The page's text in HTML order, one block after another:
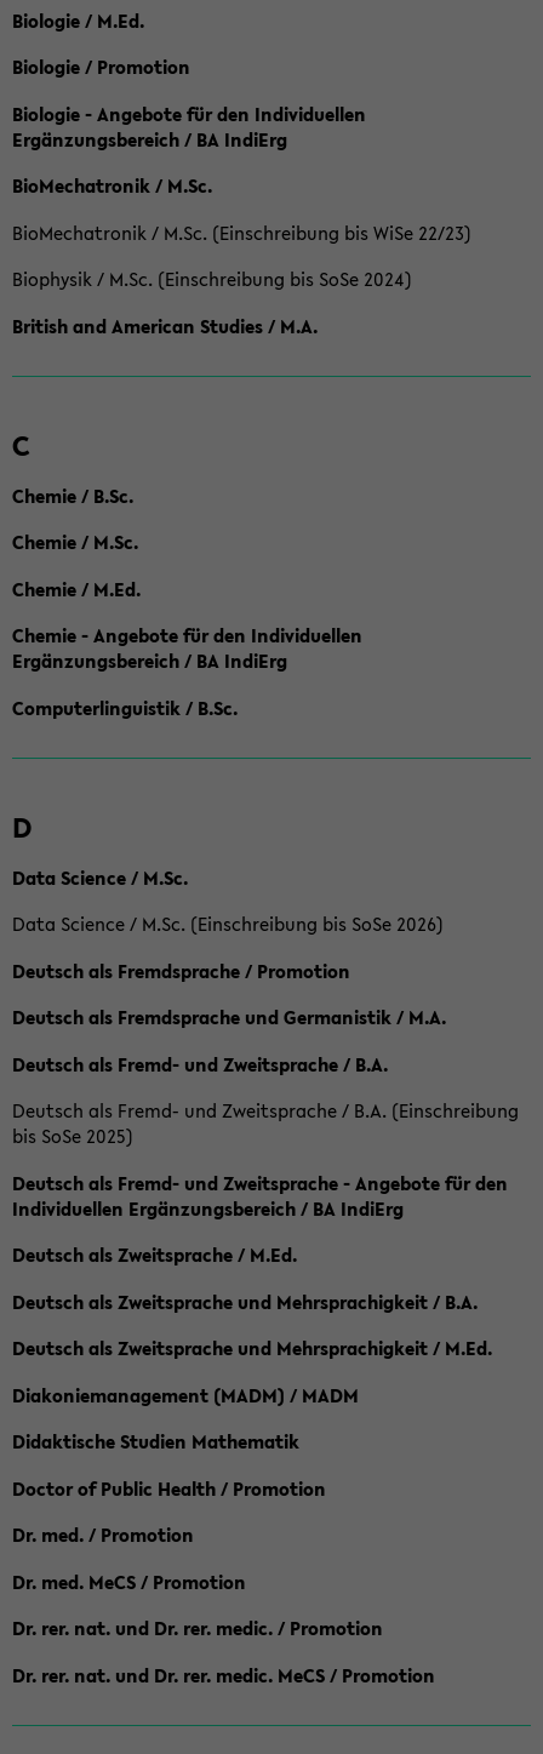
Biologie / M.Ed.
Biologie / Promotion
Biologie - Angebote für den Individuellen
Ergänzungsbereich / BA IndiErg
BioMechatronik / M.Sc.
BioMechatronik / M.Sc. (Einschreibung bis WiSe 22/23)
Biophysik / M.Sc. (Einschreibung bis SoSe 2024)
British and American Studies / M.A.
C
Chemie / B.Sc.
Chemie / M.Sc.
Chemie / M.Ed.
Chemie - Angebote für den Individuellen
Ergänzungsbereich / BA IndiErg
Computerlinguistik / B.Sc.
D
Data Science / M.Sc.
Data Science / M.Sc. (Einschreibung bis SoSe 2026)
Deutsch als Fremdsprache / Promotion
Deutsch als Fremdsprache und Germanistik / M.A.
Deutsch als Fremd- und Zweitsprache / B.A.
Deutsch als Fremd- und Zweitsprache / B.A. (Einschreibung
bis SoSe 2025)
Deutsch als Fremd- und Zweitsprache - Angebote für den
Individuellen Ergänzungsbereich / BA IndiErg
Deutsch als Zweitsprache / M.Ed.
Deutsch als Zweitsprache und Mehrsprachigkeit / B.A.
Deutsch als Zweitsprache und Mehrsprachigkeit / M.Ed.
Diakoniemanagement (MADM) / MADM
Didaktische Studien Mathematik
Doctor of Public Health / Promotion
Dr. med. / Promotion
Dr. med. MeCS / Promotion
Dr. rer. nat. und Dr. rer. medic. / Promotion
Dr. rer. nat. und Dr. rer. medic. MeCS / Promotion